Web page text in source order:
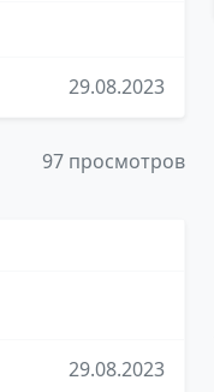
29.08.2023
97 просмотров
29.08.2023